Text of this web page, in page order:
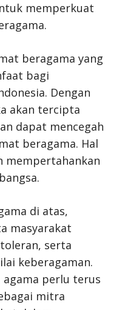
memperkuat
beragama yang
bagi
Dengan
akan tercipta
dapat mencegah
beragama. Hal
mempertahankan
di atas,
masyarakat
serta
keberagaman.
perlu terus
mitra